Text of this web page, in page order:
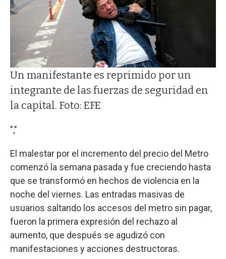
Un manifestante es reprimido por un
integrante de las fuerzas de seguridad en
la capital. Foto: EFE
","
El malestar por el incremento del precio del Metro
comenzó la semana pasada y fue creciendo hasta
que se transformó en hechos de violencia en la
noche del viernes. Las entradas masivas de
usuarios saltando los accesos del metro sin pagar,
fueron la primera expresión del rechazo al
aumento, que después se agudizó con
manifestaciones y acciones destructoras.